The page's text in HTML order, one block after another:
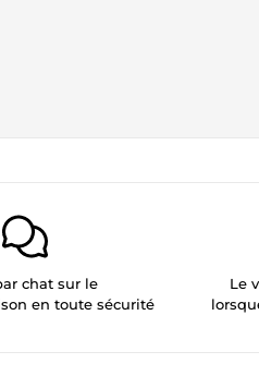
chat sur le
en toute sécurité
Le